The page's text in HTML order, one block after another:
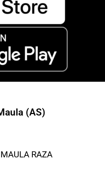
(AS)
MAULA RAZA